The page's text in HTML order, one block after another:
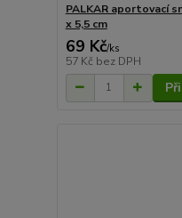
PALKAR aportovací
x 5,5 cm
69 Kč/ks
57 Kč bez DPH